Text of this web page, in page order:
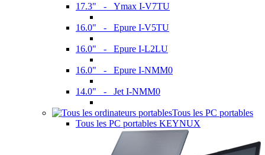
17.3" - Ymax I-V7TU
16.0" - Epure I-V5TU
16.0" - Epure I-L2LU
16.0" - Epure I-NMM0
14.0" - Jet I-NMM0
Tous les PC portables
Tous les PC portables KEYNUX